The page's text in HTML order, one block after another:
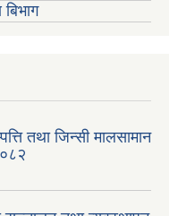
तथा जिन्सी मालसामान